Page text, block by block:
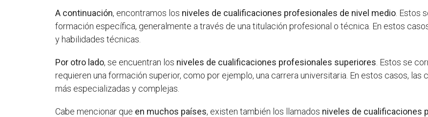
A continuación, encontramos los niveles de cualificaciones profesionales de nivel medio . Estos
formación específica, generalmente a través de una titulación profesional o técnica. En estos
y habilidades técnicas.
Por otro lado, se encuentran los niveles de cualificaciones profesionales superiores . Estos se
requieren una formación superior, como por ejemplo, una carrera universitaria. En estos casos,
más especializadas y complejas.
Cabe mencionar que en muchos países, existen también los llamados niveles de cualificaciones